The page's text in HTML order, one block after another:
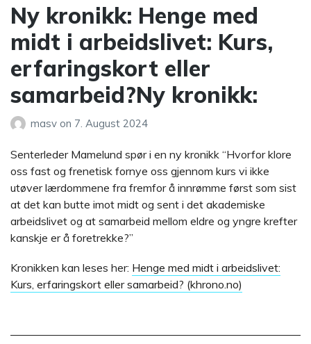
Ny kronikk: Henge med
midt i arbeidslivet: Kurs,
erfaringskort eller
samarbeid?Ny kronikk:
masv on 7. August 2024
Senterleder Mamelund spør i en ny kronikk “Hvorfor klore
oss fast og frenetisk fornye oss gjennom kurs vi ikke
utøver lærdommene fra fremfor å innrømme først som sist
at det kan butte imot midt og sent i det akademiske
arbeidslivet og at samarbeid mellom eldre og yngre krefter
kanskje er å foretrekke?”
Kronikken kan leses her: Henge med midt i arbeidslivet:
Kurs, erfaringskort eller samarbeid? (khrono.no)